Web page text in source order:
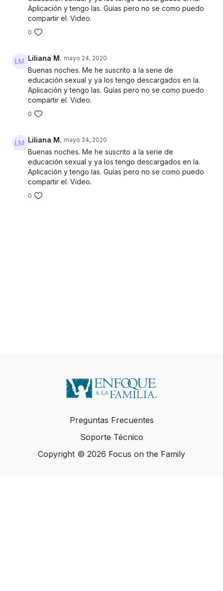
Aplicación y tengo las. Guías pero no se como puedo
compartir el. Video.
0
Liliana M. mayo 24, 2020
Buenas noches. Me he suscrito a la serie de
educación sexual y ya los tengo descargados en la.
Aplicación y tengo las. Guías pero no se como puedo
compartir el. Video.
0
Liliana M. mayo 24, 2020
Buenas noches. Me he suscrito a la serie de
educación sexual y ya los tengo descargados en la.
Aplicación y tengo las. Guías pero no se como puedo
compartir el. Video.
0
Preguntas Frecuentes
Soporte Técnico
Copyright © 2026 Focus on the Family